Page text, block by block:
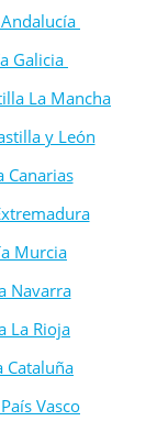
Galicia
La Mancha
y León
Canarias
Murcia
Navarra
La Rioja
Cataluña
Vasco